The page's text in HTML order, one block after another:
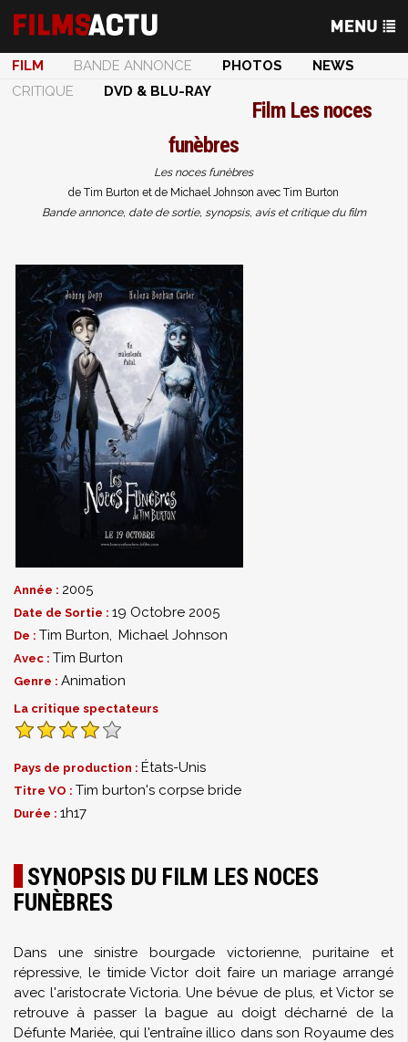
FILM BANDE ANNONCE PHOTOS
NEWS
CRITIQUE
DVD & BLU-RAY
Film Les noces
funèbres
Les noces funèbres
de Tim Burton et de Michael Johnson avec Tim Burton
Bande annonce, date de sortie, synopsis, avis et critique du film
Année : 2005
Date de Sortie : 19 Octobre 2005
De : Tim Burton, Michael Johnson
Avec : Tim Burton
Genre : Animation
La critique spectateurs
Pays de production : États-Unis
Titre VO : Tim burton's corpse bride
Durée : 1h17
SYNOPSIS DU FILM LES NOCES
FUNÈBRES
Dans une sinistre bourgade victorienne, puritaine et
répressive, le timide Victor doit faire un mariage arrangé
avec l'aristocrate Victoria. Une bévue de plus, et Victor se
retrouve à passer la bague au doigt décharné de la
Défunte Mariée, qui l'entraîne illico dans son Royaume des